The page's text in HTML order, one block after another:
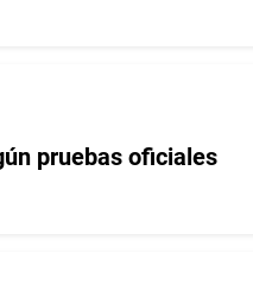
pruebas oficiales